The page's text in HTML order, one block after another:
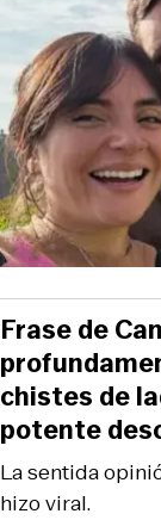
La sentida
hizo viral.
Frase de
chistes de
potente